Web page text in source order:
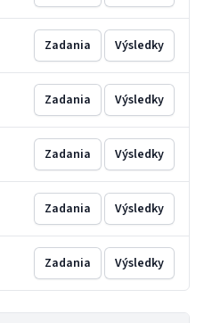
Zadania Výsledky
Zadania Výsledky
Zadania Výsledky
Zadania Výsledky
Zadania Výsledky